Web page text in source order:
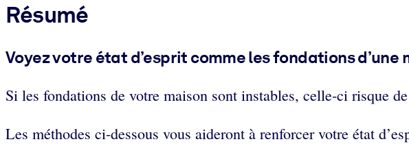
Résumé
Voyez votre état d’esprit comme les fondations
Si les fondations de votre maison sont instables, celle-ci risque
Les méthodes ci-dessous vous aideront à renforcer votre état